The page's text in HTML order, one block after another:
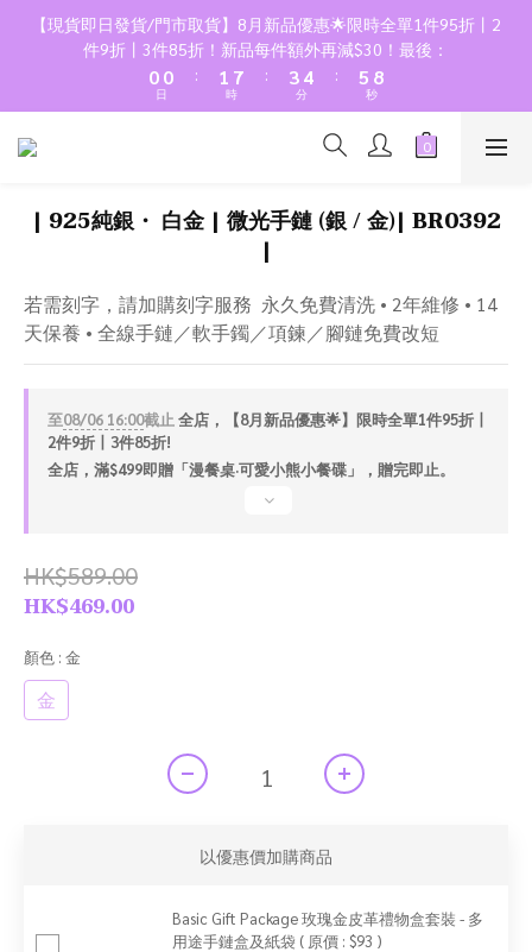
【現貨即日發貨/門市取貨】8月新品優惠🌟限時全單1件95折丨2
件9折丨3件85折！新品每件額外再減$30！最後：
2
1
0
2
1
0
日
:
3
2
1
0
9
8
7
6
2
時
:
5
4
3
2
6
5
4
3
分
:
7
6
5
4
2
0
9
8
7
6
5
3
0
秒
| 925純銀・ 白金 | 微光手鏈 (銀 / 金)| BR0392
|
若需刻字，請加購刻字服務  永久免費清洗 • 2年維修 • 14
天保養 • 全線手鏈／軟手鐲／項鍊／腳鏈免費改短
至08/06 16:00截止 全店，【8月新品優惠🌟】限時全單1件95折丨
2件9折丨3件85折!
全店，滿$499即贈「漫餐桌·可愛小熊小餐碟」，贈完即止。
HK$589.00
HK$469.00
顏色 : 金
金
以優惠價加購商品
Basic Gift Package 玫瑰金皮革禮物盒套裝 - 多
用途手鏈盒及紙袋 ( 原價 : $93 )